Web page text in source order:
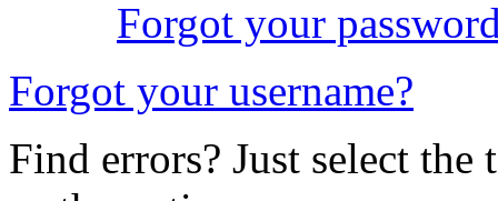
Forgot your
Forgot your username?
Find errors? Just select